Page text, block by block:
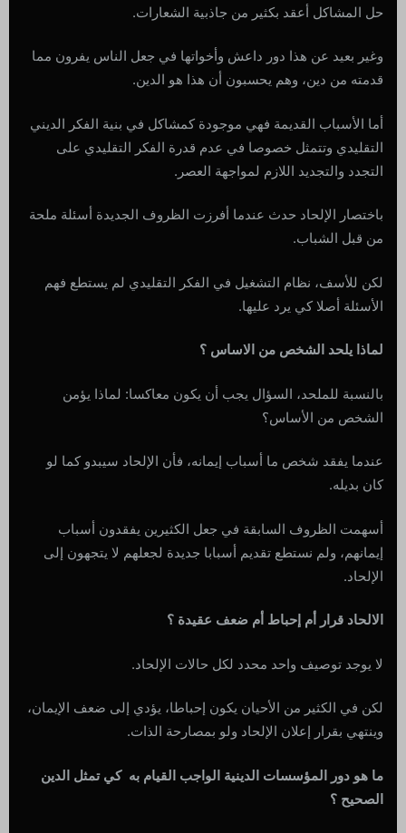
حل المشاكل أعقد بكثير من جاذبية الشعارات.
وغير بعيد عن هذا دور داعش وأخواتها في جعل الناس يفرون مما
قدمته من دين، وهم يحسبون أن هذا هو الدين.
أما الأسباب القديمة فهي موجودة كمشاكل في بنية الفكر الديني
التقليدي وتتمثل خصوصا في عدم قدرة الفكر التقليدي على
التجدد والتجديد اللازم لمواجهة العصر.
باختصار الإلحاد حدث عندما أفرزت الظروف الجديدة أسئلة ملحة
من قبل الشباب.
لكن للأسف، نظام التشغيل في الفكر التقليدي لم يستطع فهم
الأسئلة أصلا كي يرد عليها.
لماذا يلحد الشخص من الاساس ؟
بالنسبة للملحد، السؤال يجب أن يكون معاكسا: لماذا يؤمن
الشخص من الأساس؟
عندما يفقد شخص ما أسباب إيمانه، فأن الإلحاد سيبدو كما لو
كان بديله.
أسهمت الظروف السابقة في جعل الكثيرين يفقدون أسباب
إيمانهم، ولم نستطع تقديم أسبابا جديدة لجعلهم لا يتجهون إلى
الإلحاد.
الالحاد قرار أم إحباط أم ضعف عقيدة ؟
لا يوجد توصيف واحد محدد لكل حالات الإلحاد.
لكن في الكثير من الأحيان يكون إحباطا، يؤدي إلى ضعف الإيمان،
وينتهي بقرار إعلان الإلحاد ولو بمصارحة الذات.
ما هو دور المؤسسات الدينية الواجب القيام به كي تمثل الدين
الصحيح ؟